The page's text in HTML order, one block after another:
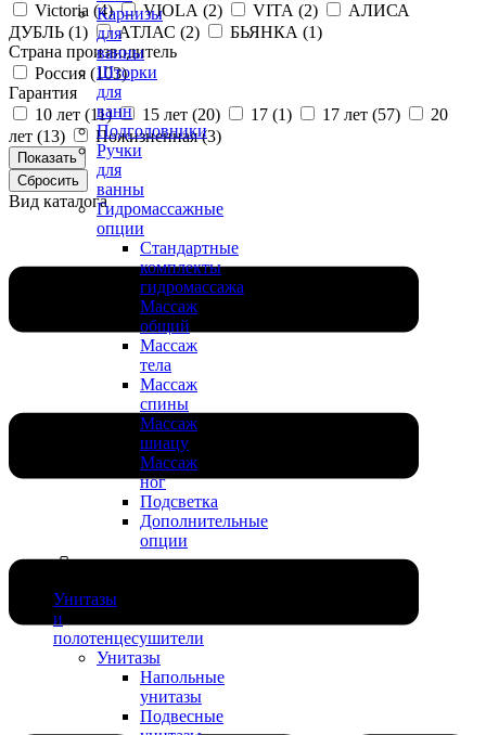
Карнизы
для
ванны
Шторки
для
ванн
Подголовники
Ручки
для
ванны
Гидромассажные
опции
Стандартные
комплекты
гидромассажа
Массаж
общий
Массаж
тела
Массаж
спины
Массаж
шиацу
Массаж
ног
Подсветка
Дополнительные
опции
Унитазы
и
полотенцесушители
Унитазы
Напольные
унитазы
Подвесные
Victoria (4) VIOLA (2) VITA (2)
АЛИСА
ДУБЛЬ (1) АТЛАС (2) БЬЯНКА (1)
Страна производитель
Россия (103)
Гарантия
10 лет (11) 15 лет (20) 17 (1) 17 лет (57)
20
лет (13) Пожизненная (3)
Вид каталога